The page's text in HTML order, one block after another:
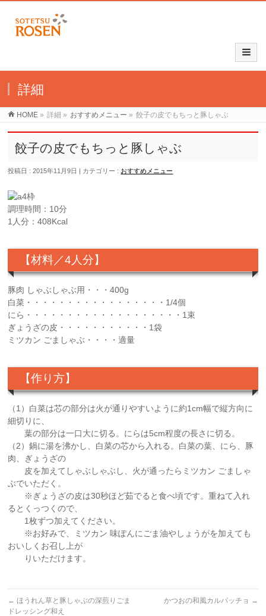
詳細
HOME » 詳細 » おすすめメニュー » 餃子の皮でもちっと豚しゃぶ
餃子の皮でもちっと豚しゃぶ
投稿日 : 2015年11月9日 カテゴリー : おすすめメニュー
調理時間：10分
1人分：408Kcal
【材料／4人分】
豚肉 しゃぶしゃぶ用・・・400g
白菜・・・・・・・・・・・・・・・・・1/4個
にら・・・・・・・・・・・・・・・・・・・1束
ぎょうざの皮・・・・・・・・・・・1袋
ミツカン ごましゃぶ・・・・適量
【作り方】
（1）白菜は芯の部分は火が通りやすいように約1cm幅で縦方向に
細切りに、
葉の部分は一口大に切る。にらは5cm程度の長さに切る。
（2）鍋に湯を沸かし、白菜の芯から入れる。白菜の葉、にら、豚
肉、ぎょうざの
皮を加えてしゃぶしゃぶし、火が通ったらミツカン ごましゃ
ぶでいただく。
※ぎょうざの皮は30秒ほど茹でると食べ頃です。重ねて入れ
るとくっつくので、
1枚ずつ加えてください。
※お好みで、ミツカン 味ぽんにごま油やしょうがを加えても
おいしくお召し上が
りいただけます。
← ほうれん草と豚しゃぶの深煎りごま
ドレッシング和え
かつおの和風カルパッチョ →